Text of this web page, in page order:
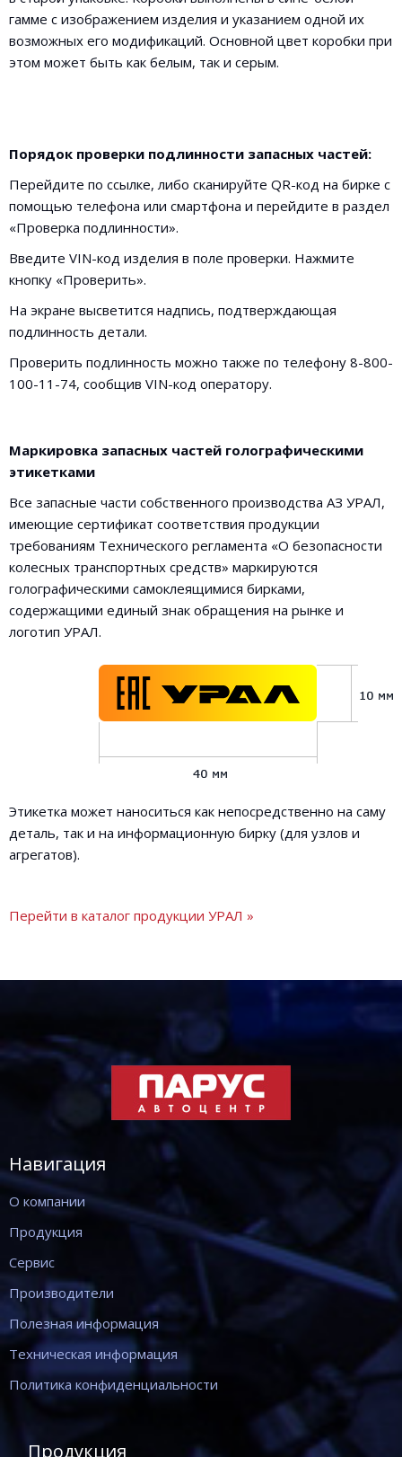
гамме с изображением изделия и указанием одной их
возможных его модификаций. Основной цвет коробки при
этом может быть как белым, так и серым.
Порядок проверки подлинности запасных частей:
Перейдите по ссылке, либо сканируйте QR-код на бирке с
помощью телефона или смартфона и перейдите в раздел
«Проверка подлинности».
Введите VIN-код изделия в поле проверки. Нажмите
кнопку «Проверить».
На экране высветится надпись, подтверждающая
подлинность детали.
Проверить подлинность можно также по телефону 8-800-
100-11-74, сообщив VIN-код оператору.
Маркировка запасных частей голографическими
этикетками
Все запасные части собственного производства АЗ УРАЛ,
имеющие сертификат соответствия продукции
требованиям Технического регламента «О безопасности
колесных транспортных средств» маркируются
голографическими самоклеящимися бирками,
содержащими единый знак обращения на рынке и
логотип УРАЛ.
Этикетка может наноситься как непосредственно на саму
деталь, так и на информационную бирку (для узлов и
агрегатов).
Перейти в каталог продукции УРАЛ »
Навигация
О компании
Продукция
Сервис
Производители
Полезная информация
Техническая информация
Политика конфиденциальности
Продукция